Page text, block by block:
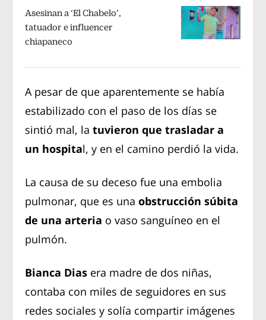
Asesinan a ‘El Chabelo’,
tatuador e influencer
chiapaneco
A pesar de que aparentemente se había
estabilizado con el paso de los días se
sintió mal, latuvieron que trasladar a
un hospital, y en el camino perdió la vida.
La causa de su deceso fue una embolia
pulmonar, que es unaobstrucción súbita
de una arteria o vaso sanguíneo en el
pulmón.
Bianca Dias era madre de dos niñas,
contaba con miles de seguidores en sus
redes sociales y solía compartir imágenes